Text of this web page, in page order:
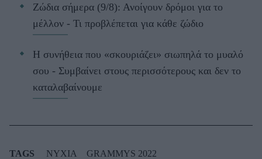
Ζώδια σήμερα (9/8): Ανοίγουν δρόμοι για το
μέλλον - Τι προβλέπεται για κάθε ζώδιο
Η συνήθεια που «σκουριάζει» σιωπηλά το μυαλό
σου - Συμβαίνει στους περισσότερους και δεν το
καταλαβαίνουμε
TAGS ΝΥΧΙΑ GRAMMYS 2022